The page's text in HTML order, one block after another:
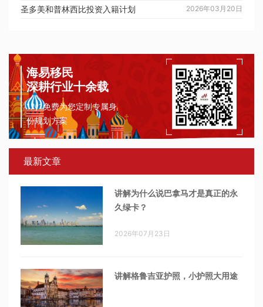
2026年03月20日
圣多美和普林西比投资入籍计划
海易移民
深耕行业十余载
1对1免费为您定制专属身
份规划方案
最新文章
讲解为什么说巴拿马才是真正的永
久绿卡？
2026年07月23日
讲解格鲁吉亚护照，小护照大用途